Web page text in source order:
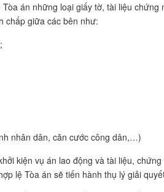
án những loại giấy tờ, tài liệu
chấp giữa các bên như:
nhân dân, căn cước công dân,…)
kiện vụ án lao động và tài liệu,
lệ Tòa án sẽ tiến hành thụ lý giải